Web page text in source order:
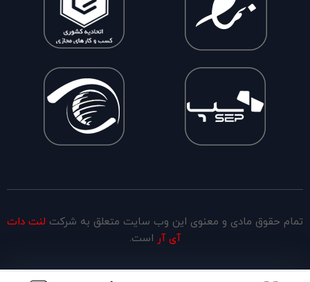
تمام حقوق مادی و معنوی این وب سایت متعلق به شرکت لنت دات
آی آر است.